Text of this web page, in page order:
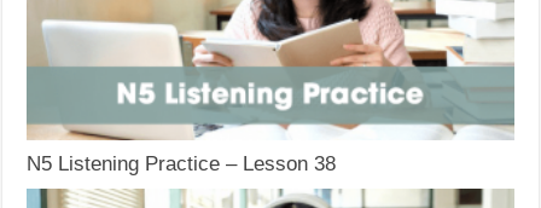
N5 Listening Practice – Lesson 38